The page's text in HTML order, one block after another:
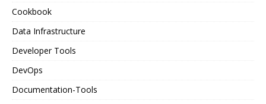
Cookbook
Data Infrastructure
Developer Tools
DevOps
Documentation-Tools